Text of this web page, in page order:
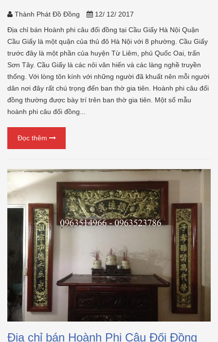
Thành Phát Đồ Đồng
12/ 12/ 2017
Địa chỉ bán Hoành phi câu đối đồng tại Cầu Giấy Hà Nội Quận
Cầu Giấy là một quận của thủ đô Hà Nội với 8 phường. Cầu Giấy
trước đây là một phần của huyện Từ Liêm, phủ Quốc Oai, trấn
Sơn Tây. Cầu Giấy là các nôi văn hiến và các làng nghề truyền
thống. Với lòng tôn kính với những người đã khuất nên mỗi người
dân nơi đây rất chú trọng đến ban thờ gia tiên. Hoành phi câu đối
đồng thường được bày trí trên ban thờ gia tiên. Một số mẫu
hoành phi câu đối đồng...
Đọc thêm
Địa chỉ bán Hoành Phi Câu Đối Đồng